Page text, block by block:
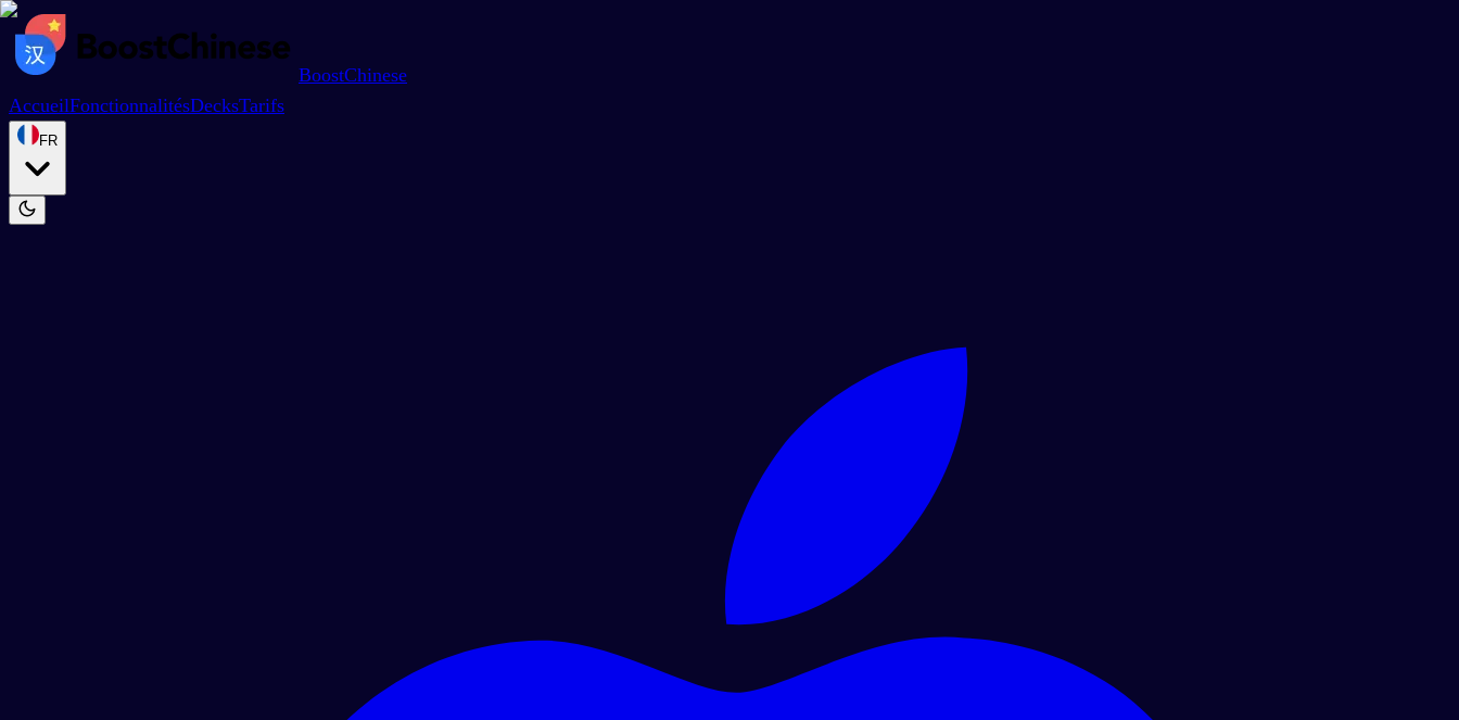
BoostChinese
AccueilFonctionnalitésDecksTarifs
FR